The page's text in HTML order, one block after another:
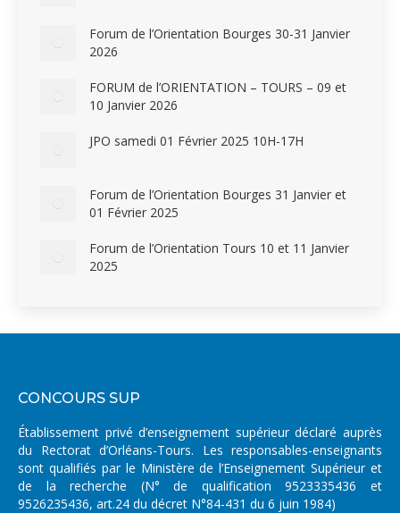
Forum de l’Orientation Bourges 30-31 Janvier
2026
FORUM de l’ORIENTATION – TOURS – 09 et
10 Janvier 2026
JPO samedi 01 Février 2025 10H-17H
Forum de l’Orientation Bourges 31 Janvier et
01 Février 2025
Forum de l’Orientation Tours 10 et 11 Janvier
2025
CONCOURS SUP
Établissement privé d’enseignement supérieur déclaré auprès
du Rectorat d’Orléans-Tours. Les responsables-enseignants
sont qualifiés par le Ministère de l’Enseignement Supérieur et
de la recherche (N° de qualification 9523335436 et
9526235436, art.24 du décret N°84-431 du 6 juin 1984)